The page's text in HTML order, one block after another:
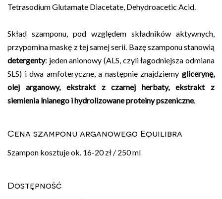
Tetrasodium Glutamate Diacetate, Dehydroacetic Acid.
Skład szamponu, pod względem składników aktywnych,
przypomina maskę z tej samej serii. Bazę szamponu stanowią
detergenty: jeden anionowy (ALS, czyli łagodniejsza odmiana
SLS) i dwa amfoteryczne, a następnie znajdziemy glicerynę,
olej arganowy, ekstrakt z czarnej herbaty, ekstrakt z
siemienia lnianego i hydrolizowane proteiny pszeniczne.
Cena szamponu arganowego Equilibra
Szampon kosztuje ok. 16-20 zł / 250 ml
Dostępność